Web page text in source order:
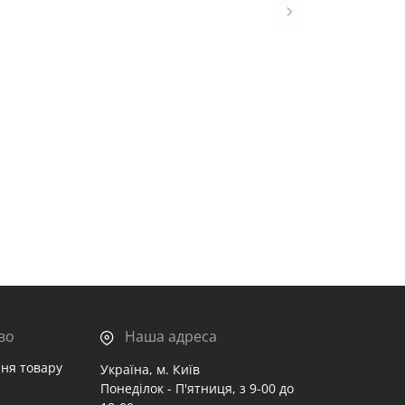
товару
Наша адреса
Україна, м. Київ
Понеділок - П'ятниця, з 9-00 до